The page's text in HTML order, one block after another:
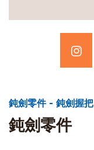
鈍劍零件 - 鈍劍握把
鈍劍零件